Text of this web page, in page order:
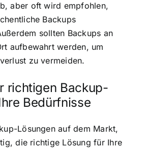
aber oft wird empfohlen,
Backups
sollten Backups an
aufbewahrt werden, um
zu vermeiden.
richtigen Backup-
Bedürfnisse
Lösungen auf dem Markt,
die richtige Lösung für Ihre